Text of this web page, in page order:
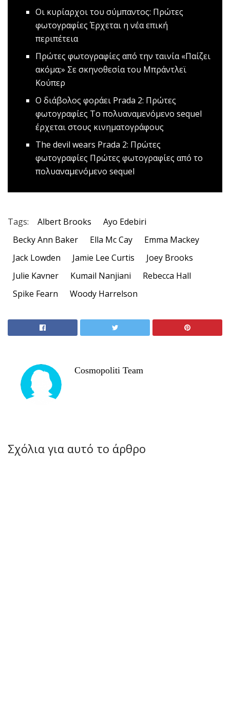
Oι κυρίαρχοι του σύμπαντος: Πρώτες
φωτογραφίες Έρχεται η νέα επική
περιπέτεια
Πρώτες φωτογραφίες από την ταινία «Παίζει
ακόμα;» Σε σκηνοθεσία του Μπράντλεϊ
Κούπερ
O διάβολος φοράει Prada 2: Πρώτες
φωτογραφίες Το πολυαναμενόμενο sequel
έρχεται στους κινηματογράφους
Τhe devil wears Prada 2: Πρώτες
φωτογραφίες Πρώτες φωτογραφίες από το
πολυαναμενόμενο sequel
Tags: Albert Brooks
Ayo Edebiri
Becky Ann Baker
Ella Mc Cay
Emma Mackey
Jack Lowden
Jamie Lee Curtis
Joey Brooks
Julie Kavner
Kumail Nanjiani
Rebecca Hall
Spike Fearn
Woody Harrelson
Cosmopoliti Team
Σχόλια για αυτό το άρθρο